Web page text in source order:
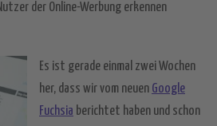
der Online-Werbung erkennen
Es ist gerade einmal zwei Wochen
her, dass wir vom neuen Google
Fuchsia berichtet haben und schon